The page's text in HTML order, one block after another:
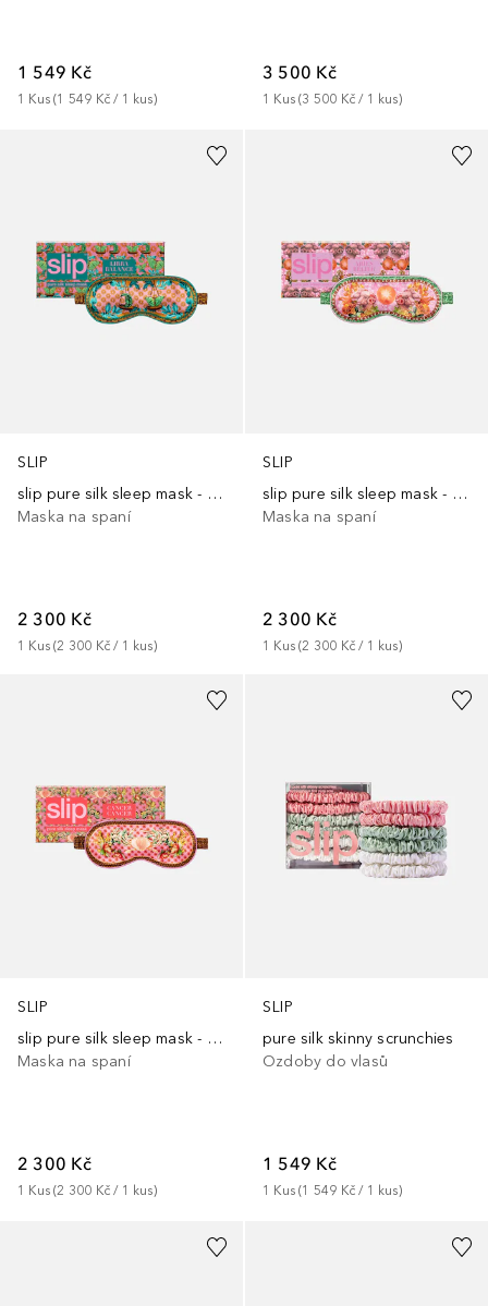
1 549 Kč
1 Kus (1 549 Kč / 1 kus)
3 500 Kč
1 Kus (3 500 Kč / 1 kus)
SLIP
slip pure silk sleep mask - zodiac - libra
Maska na spaní
2 300 Kč
1 Kus (2 300 Kč / 1 kus)
SLIP
slip pure silk sleep mask - zodiac - aries
Maska na spaní
2 300 Kč
1 Kus (2 300 Kč / 1 kus)
SLIP
slip pure silk sleep mask - zodiac - cancer
Maska na spaní
2 300 Kč
1 Kus (2 300 Kč / 1 kus)
SLIP
pure silk skinny scrunchies
Ozdoby do vlasů
1 549 Kč
1 Kus (1 549 Kč / 1 kus)